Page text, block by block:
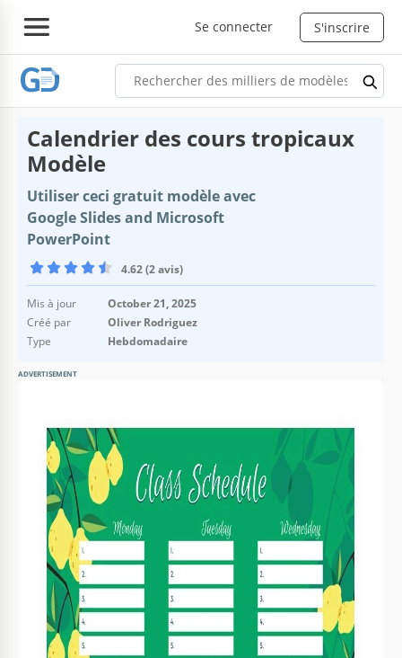
Se connecter S'inscrire
Calendrier des cours tropicaux
Modèle
Utiliser ceci gratuit modèle avec
Google Slides and Microsoft
PowerPoint
4.62 (2 avis)
Mis à jour
October 21, 2025
Créé par
Oliver Rodriguez
Type
Hebdomadaire
ADVERTISEMENT